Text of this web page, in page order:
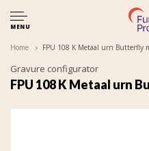
MENU
Home FPU 108 K Metaal urn Butterfly
Gravure configurator
FPU 108 K Metaal urn